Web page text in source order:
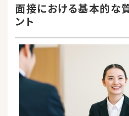
面接における基本的な
ント